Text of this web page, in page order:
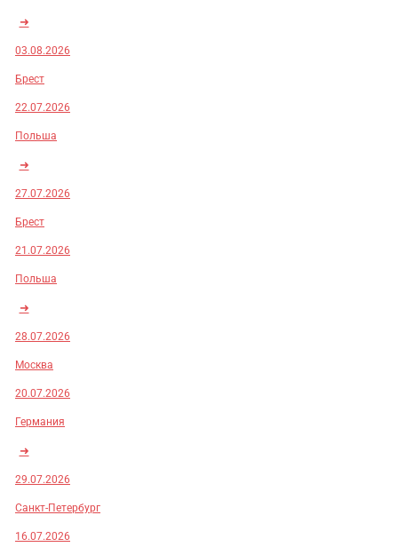
➜
03.08.2026
Брест
22.07.2026
Польша
➜
27.07.2026
Брест
21.07.2026
Польша
➜
28.07.2026
Москва
20.07.2026
Германия
➜
29.07.2026
Санкт-Петербург
16.07.2026